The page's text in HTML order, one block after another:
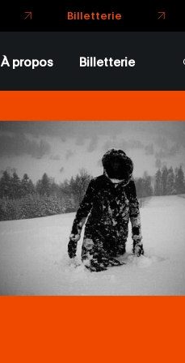
Billetterie
À propos Billetterie